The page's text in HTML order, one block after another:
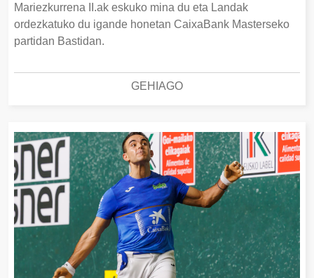
Mariezkurrena II.ak eskuko mina du eta Landak
ordezkatuko du igande honetan CaixaBank Masterseko
partidan Bastidan.
GEHIAGO